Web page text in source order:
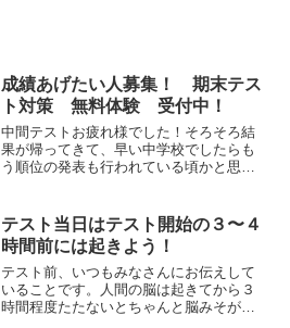
成績あげたい人募集！ 期末テス
ト対策 無料体験 受付中！
中間テストお疲れ様でした！そろそろ結
果が帰ってきて、早い中学校でしたらも
う順位の発表も行われている頃かと思い
ゼミでは体験で期末対策を行っていま
す。今まで塾へ通っていなか...
テスト当日はテスト開始の３〜４
時間前には起きよう！
テスト前、いつもみなさんにお伝えして
いることです。人間の脳は起きてから３
時間程度たたないとちゃんと脳みそが起